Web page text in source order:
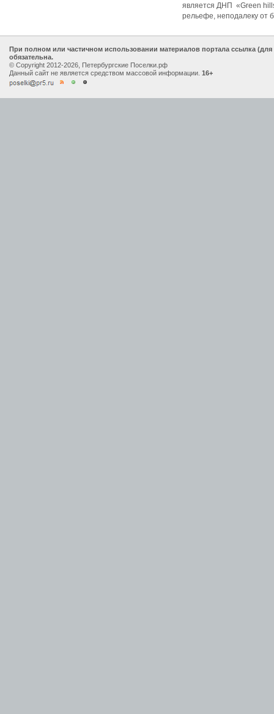
является ДНП «Green
рельефе, неподалеку от
При полном или частичном использовании материалов портала ссылка
обязательна.
© Copyright 2012-2026, Петербургские Поселки.рф
Данный сайт не является средством массовой информации. 16+